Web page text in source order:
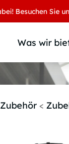
Sie uns
Was wir
Zubehör <